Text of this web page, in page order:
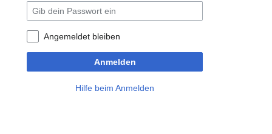
Angemeldet bleiben
Anmelden
Hilfe beim Anmelden